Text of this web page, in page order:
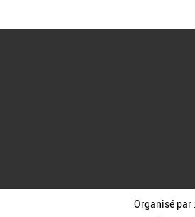
Organisé par :